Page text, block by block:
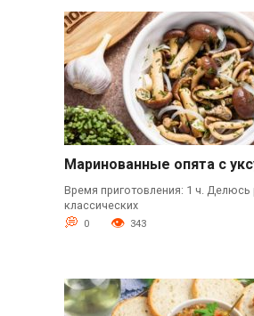
Маринованные опята с
Время приготовления: 1 ч. Делюсь
классических
0 343